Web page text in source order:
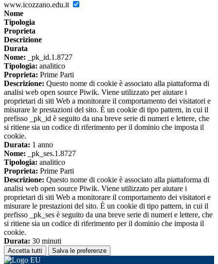
www.icozzano.edu.it
Nome
Tipologia
Proprieta
Descrizione
Durata
Nome: _pk_id.1.8727
Tipologia: analitico
Proprieta: Prime Parti
Descrizione: Questo nome di cookie è associato alla piattaforma di
analisi web open source Piwik. Viene utilizzato per aiutare i
proprietari di siti Web a monitorare il comportamento dei visitatori e
misurare le prestazioni del sito. È un cookie di tipo pattern, in cui il
prefisso _pk_id è seguito da una breve serie di numeri e lettere, che
si ritiene sia un codice di riferimento per il dominio che imposta il
cookie.
Durata: 1 anno
Nome: _pk_ses.1.8727
Tipologia: analitico
Proprieta: Prime Parti
Descrizione: Questo nome di cookie è associato alla piattaforma di
analisi web open source Piwik. Viene utilizzato per aiutare i
proprietari di siti Web a monitorare il comportamento dei visitatori e
misurare le prestazioni del sito. È un cookie di tipo pattern, in cui il
prefisso _pk_ses è seguito da una breve serie di numeri e lettere, che
si ritiene sia un codice di riferimento per il dominio che imposta il
cookie.
Durata: 30 minuti
Accetta tutti Salva le preferenze